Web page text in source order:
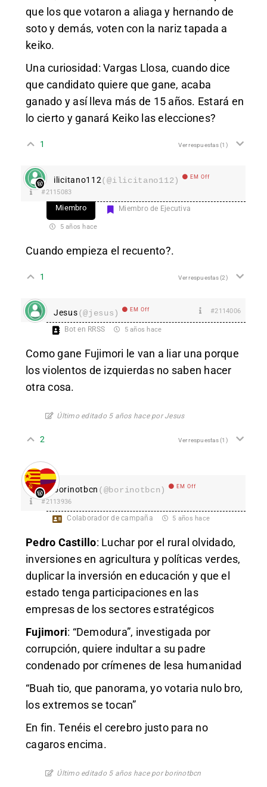
que los que votaron a aliaga y hernando de
soto y demás, voten con la nariz tapada a
keiko.
Una curiosidad: Vargas Llosa, cuando dice
que candidato quiere que gane, acaba
ganado y así lleva más de 15 años. Estará en
lo cierto y ganará Keiko las elecciones?
1 Ver respuestas(1)
ilicitano112(@ilicitano112) EM Off
#2115083
Miembro Miembro de Ejecutiva
5 años hace
Cuando empieza el recuento?.
1 Ver respuestas(2)
Jesus(@jesus) EM Off #2114006
Bot en RRSS 5 años hace
Como gane Fujimori le van a liar una porque
los violentos de izquierdas no saben hacer
otra cosa.
Último editado 5 años hace por Jesus
2 Ver respuestas(1)
borinotbcn (@borinotbcn) EM Off
#2113936
Colaborador de campaña 5 años hace
Pedro Castillo: Luchar por el rural olvidado,
inversiones en agricultura y políticas verdes,
duplicar la inversión en educación y que el
estado tenga participaciones en las
empresas de los sectores estratégicos
Fujimori: “Demodura”, investigada por
corrupción, quiere indultar a su padre
condenado por crímenes de lesa humanidad
“Buah tio, que panorama, yo votaria nulo bro,
los extremos se tocan”
En fin. Tenéis el cerebro justo para no
cagaros encima.
Último editado 5 años hace por borinotbcn